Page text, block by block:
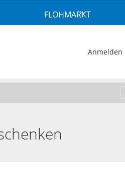
FLOHMARKT
Anmelden